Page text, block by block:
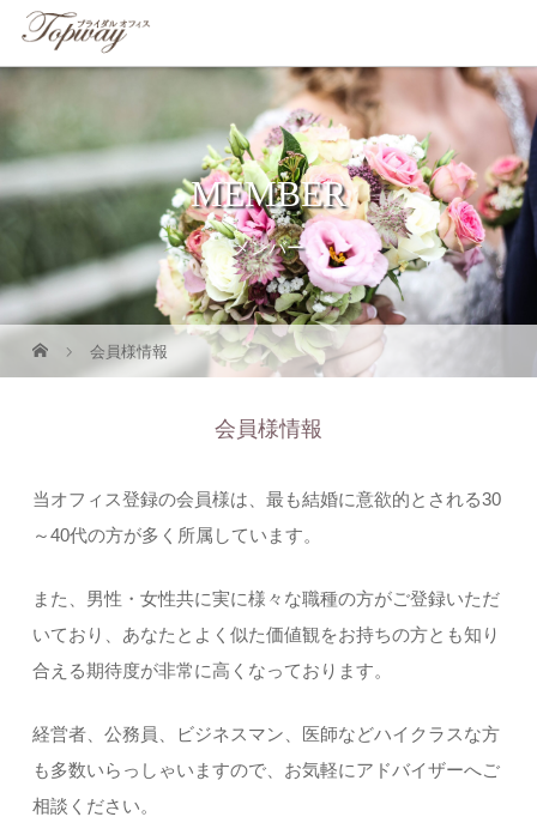
MEMBER
メンバー
会員様情報
会員様情報
当オフィス登録の会員様は、最も結婚に意欲的とされる30
～40代の方が多く所属しています。
また、男性・女性共に実に様々な職種の方がご登録いただ
いており、あなたとよく似た価値観をお持ちの方とも知り
合える期待度が非常に高くなっております。
経営者、公務員、ビジネスマン、医師などハイクラスな方
も多数いらっしゃいますので、お気軽にアドバイザーへご
相談ください。